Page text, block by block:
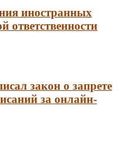
иностранных
ответственности
закон о запрете
за онлайн-